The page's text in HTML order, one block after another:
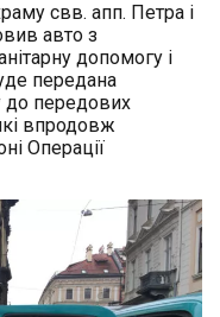
свв. апп. Петра і
авто з
допомогу і
передана
до передових
впродовж
Операції